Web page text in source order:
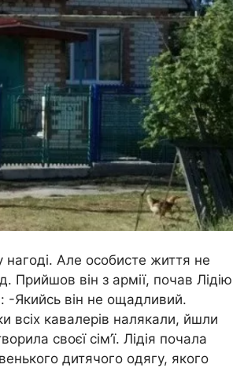
нагоді. Але особисте життя не
Прийшов він з аpмії, почав Лідію
-Якийсь він не ощадливий.
всіх кавалерів налякали, йшли
своєї сім’ї. Лідія почала
дитячого одягу, якого